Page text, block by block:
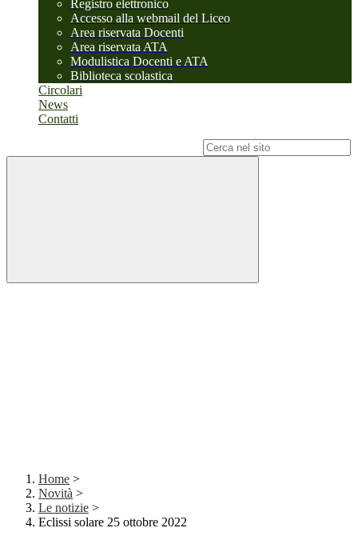
Registro elettronico
Accesso alla webmail del Liceo
Area riservata Docenti
Area riservata ATA
Modulistica Docenti e ATA
Biblioteca scolastica
Circolari
News
Contatti
Home >
Novità >
Le notizie >
Eclissi solare 25 ottobre 2022